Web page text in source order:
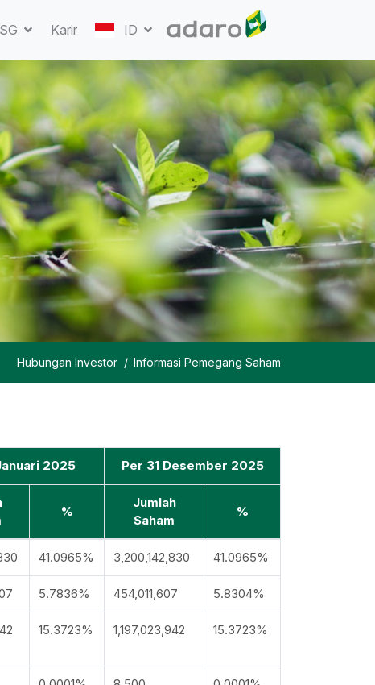
Karir ID
Hubungan Investor Informasi Pemegang Saham
2025 Per 31 Desember 2025
%
Jumlah
Saham
%
41.0965% 3,200,142,830 41.0965%
5.7836% 454,011,607 5.8304%
15.3723% 1,197,023,942 15.3723%